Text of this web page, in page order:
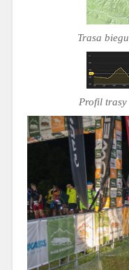
Trasa biegu
Profil trasy